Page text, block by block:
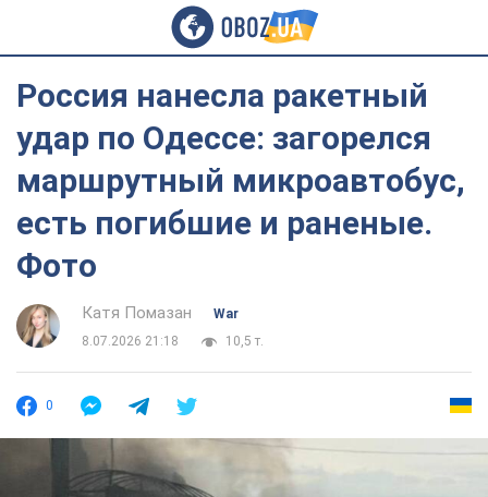
Россия нанесла ракетный
удар по Одессе: загорелся
маршрутный микроавтобус,
есть погибшие и раненые.
Фото
Катя Помазан
War
8.07.2026 21:18
10,5 т.
0